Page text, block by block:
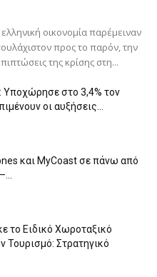
οικονομία παρέμειναν
προς το παρόν, την
της κρίσης στη...
Υποχώρησε στο 3,4% τον
οι αυξήσεις...
και MyCoast σε πάνω από
το Ειδικό Χωροταξικό
Τουρισμό: Στρατηγικό